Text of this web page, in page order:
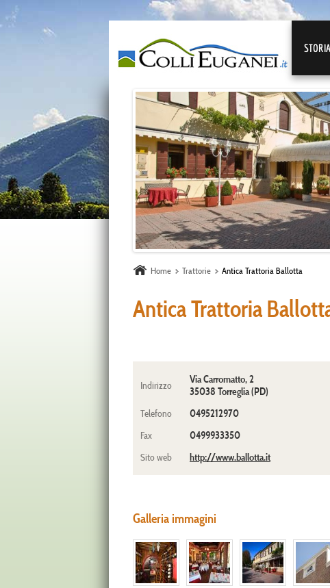
Home Trattorie Antica Trattoria Ballotta
Antica Trattoria
Indirizzo
Via Carromatto, 2
35038 Torreglia (PD)
Telefono 0495212970
Fax 0499933350
Sito web http://www.ballotta.it
Galleria immagini